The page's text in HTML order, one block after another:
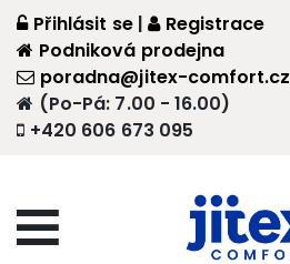
+420 606 673 095
(Po-Pá: 7.00 - 16.00)
poradna@jitex-comfort.cz
Přihlásit se |
Registrace
Podniková prodejna